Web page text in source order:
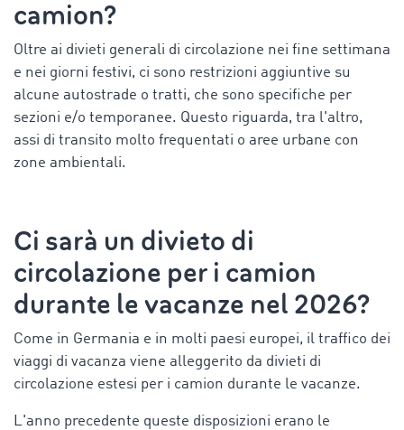
camion?
Oltre ai divieti generali di circolazione nei fine settimana
e nei giorni festivi, ci sono restrizioni aggiuntive su
alcune autostrade o tratti, che sono specifiche per
sezioni e/o temporanee. Questo riguarda, tra l'altro,
assi di transito molto frequentati o aree urbane con
zone ambientali.
Ci sarà un divieto di
circolazione per i camion
durante le vacanze nel 2026?
Come in Germania e in molti paesi europei, il traffico dei
viaggi di vacanza viene alleggerito da divieti di
circolazione estesi per i camion durante le vacanze.
L'anno precedente queste disposizioni erano le